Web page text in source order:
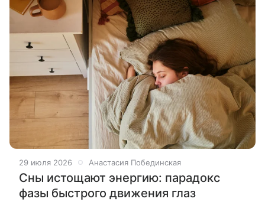
29 июля 2026 Анастасия Побединская
Сны истощают энергию: парадокс
фазы быстрого движения глаз